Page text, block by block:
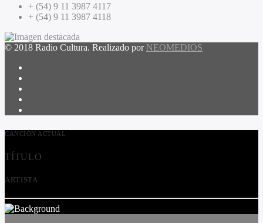
+ (54) 9 11 3987 4117
+ (54) 9 11 3987 4118
© 2018 Radio Cultura. Realizado por NEOMEDIOS
CANCIÓN ACTUAL
TÍTULO
ARTISTA